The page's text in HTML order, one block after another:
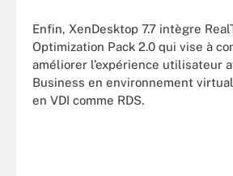
Enfin, XenDesktop 7.7 intègre
Optimization Pack 2.0 qui vise à
améliorer l’expérience utilisateur
Business en environnement
en VDI comme RDS.